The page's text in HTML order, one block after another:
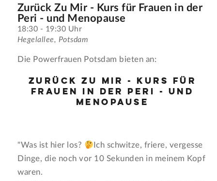
Zurück Zu Mir - Kurs für Frauen in der
Peri - und Menopause
18:30 - 19:30 Uhr
Hegelallee, Potsdam
Die Powerfrauen Potsdam bieten an:
Zurück Zu Mir - Kurs für
Frauen in der Peri - und
Menopause
"Was ist hier los?
Ich schwitze, friere, vergesse
Dinge, die noch vor 10 Sekunden in meinem Kopf
waren.